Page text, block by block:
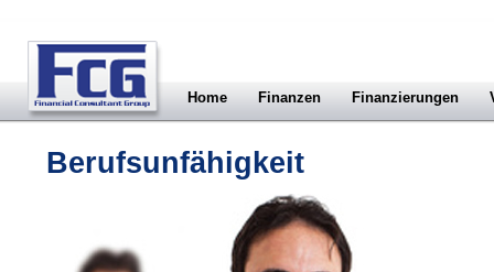
Home Finanzen Finanzierungen
Berufsunfähigkeit